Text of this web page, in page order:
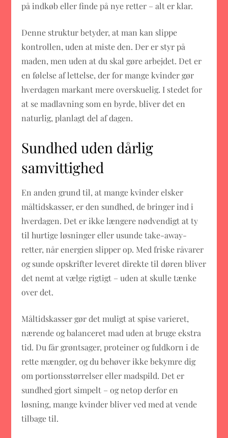
på indkøb eller finde på nye retter – alt er klar.
Denne struktur betyder, at man kan slippe
kontrollen, uden at miste den. Der er styr på
maden, men uden at du skal gøre arbejdet. Det er
en følelse af lettelse, der for mange kvinder gør
hverdagen markant mere overskuelig. I stedet for
at se madlavning som en byrde, bliver det en
naturlig, planlagt del af dagen.
Sundhed uden dårlig
samvittighed
En anden grund til, at mange kvinder elsker
måltidskasser, er den sundhed, de bringer ind i
hverdagen. Det er ikke længere nødvendigt at ty
til hurtige løsninger eller usunde take-away-
retter, når energien slipper op. Med friske råvarer
og sunde opskrifter leveret direkte til døren bliver
det nemt at vælge rigtigt – uden at skulle tænke
over det.
Måltidskasser gør det muligt at spise varieret,
nærende og balanceret mad uden at bruge ekstra
tid. Du får grøntsager, proteiner og fuldkorn i de
rette mængder, og du behøver ikke bekymre dig
om portionsstørrelser eller madspild. Det er
sundhed gjort simpelt – og netop derfor en
løsning, mange kvinder bliver ved med at vende
tilbage til.